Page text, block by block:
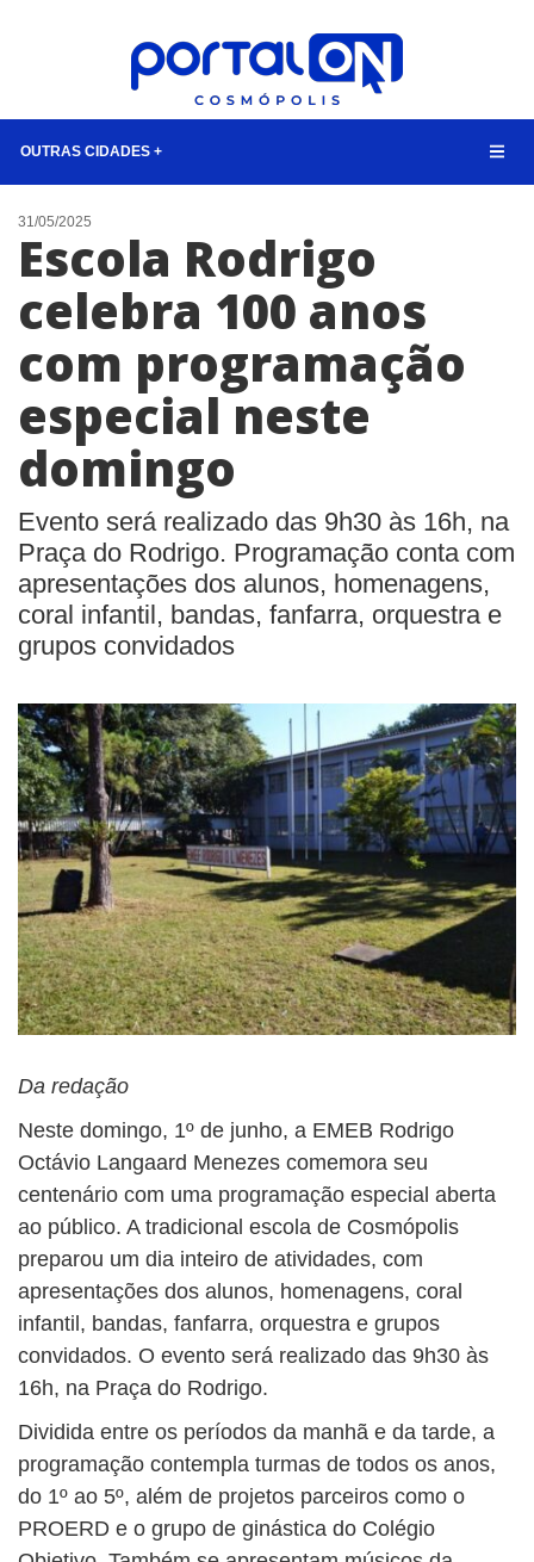
OUTRAS CIDADES +
NOTÍCIAS
LISTA DIGITAL
CONTATO
31/05/2025
Escola Rodrigo
celebra 100 anos
com programação
especial neste
domingo
Evento será realizado das 9h30 às 16h, na
Praça do Rodrigo. Programação conta com
apresentações dos alunos, homenagens,
coral infantil, bandas, fanfarra, orquestra e
grupos convidados
Da redação
Neste domingo, 1º de junho, a EMEB Rodrigo
Octávio Langaard Menezes comemora seu
centenário com uma programação especial aberta
ao público. A tradicional escola de Cosmópolis
preparou um dia inteiro de atividades, com
apresentações dos alunos, homenagens, coral
infantil, bandas, fanfarra, orquestra e grupos
convidados. O evento será realizado das 9h30 às
16h, na Praça do Rodrigo.
Dividida entre os períodos da manhã e da tarde, a
programação contempla turmas de todos os anos,
do 1º ao 5º, além de projetos parceiros como o
PROERD e o grupo de ginástica do Colégio